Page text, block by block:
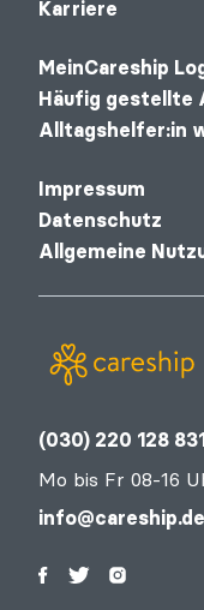
Karriere
MeinCareship
Häufig gestellte
Alltagshelfer:in
Impressum
Datenschutz
Allgemeine
(030) 220 128
Mo bis Fr 08-16
info@careship.de